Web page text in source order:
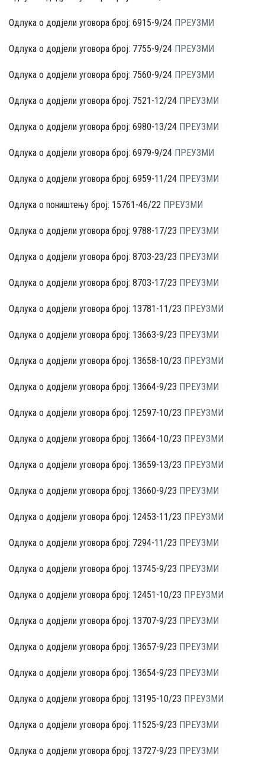
Одлука о додјели уговора број: 6915-9/24 ПРЕУЗМИ
Одлука о додјели уговора број: 7755-9/24 ПРЕУЗМИ
Одлука о додјели уговора број: 7560-9/24 ПРЕУЗМИ
Одлука о додјели уговора број: 7521-12/24 ПРЕУЗМИ
Одлука о додјели уговора број: 6980-13/24 ПРЕУЗМИ
Одлука о додјели уговора број: 6979-9/24 ПРЕУЗМИ
Одлука о додјели уговора број: 6959-11/24 ПРЕУЗМИ
Одлука о поништењу број: 15761-46/22 ПРЕУЗМИ
Одлука о додјели уговора број: 9788-17/23 ПРЕУЗМИ
Одлука о додјели уговора број: 8703-23/23 ПРЕУЗМИ
Одлука о додјели уговора број: 8703-17/23 ПРЕУЗМИ
Одлука о додјели уговора број: 13781-11/23 ПРЕУЗМИ
Одлука о додјели уговора број: 13663-9/23 ПРЕУЗМИ
Одлука о додјели уговора број: 13658-10/23 ПРЕУЗМИ
Одлука о додјели уговора број: 13664-9/23 ПРЕУЗМИ
Одлука о додјели уговора број: 12597-10/23 ПРЕУЗМИ
Одлука о додјели уговора број: 13664-10/23 ПРЕУЗМИ
Одлука о додјели уговора број: 13659-13/23 ПРЕУЗМИ
Одлука о додјели уговора број: 13660-9/23 ПРЕУЗМИ
Одлука о додјели уговора број: 12453-11/23 ПРЕУЗМИ
Одлука о додјели уговора број: 7294-11/23 ПРЕУЗМИ
Одлука о додјели уговора број: 13745-9/23 ПРЕУЗМИ
Одлука о додјели уговора број: 12451-10/23 ПРЕУЗМИ
Одлука о додјели уговора број: 13707-9/23 ПРЕУЗМИ
Одлука о додјели уговора број: 13657-9/23 ПРЕУЗМИ
Одлука о додјели уговора број: 13654-9/23 ПРЕУЗМИ
Одлука о додјели уговора број: 13195-10/23 ПРЕУЗМИ
Одлука о додјели уговора број: 11525-9/23 ПРЕУЗМИ
Одлука о додјели уговора број: 13727-9/23 ПРЕУЗМИ